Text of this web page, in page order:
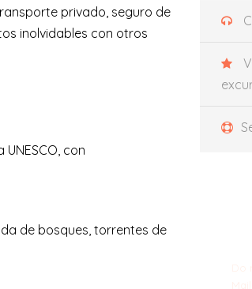
privado, seguro de
inolvidables con otros
con
de bosques, torrentes de